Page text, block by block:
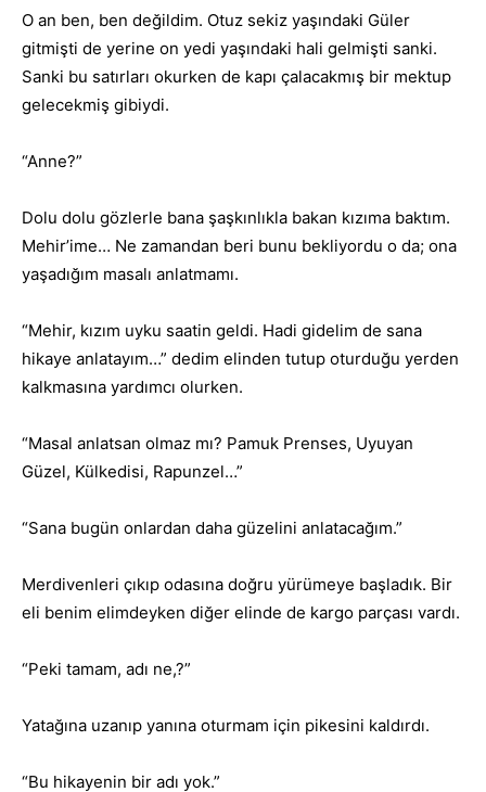
O an ben, ben değildim. Otuz sekiz yaşındaki Güler
gitmişti de yerine on yedi yaşındaki hali gelmişti sanki.
Sanki bu satırları okurken de kapı çalacakmış bir mektup
gelecekmiş gibiydi.
“Anne?”
Dolu dolu gözlerle bana şaşkınlıkla bakan kızıma baktım.
Mehir’ime… Ne zamandan beri bunu bekliyordu o da; ona
yaşadığım masalı anlatmamı.
“Mehir, kızım uyku saatin geldi. Hadi gidelim de sana
hikaye anlatayım…” dedim elinden tutup oturduğu yerden
kalkmasına yardımcı olurken.
“Masal anlatsan olmaz mı? Pamuk Prenses, Uyuyan
Güzel, Külkedisi, Rapunzel…”
“Sana bugün onlardan daha güzelini anlatacağım.”
Merdivenleri çıkıp odasına doğru yürümeye başladık. Bir
eli benim elimdeyken diğer elinde de kargo parçası vardı.
“Peki tamam, adı ne,?”
Yatağına uzanıp yanına oturmam için pikesini kaldırdı.
“Bu hikayenin bir adı yok.”